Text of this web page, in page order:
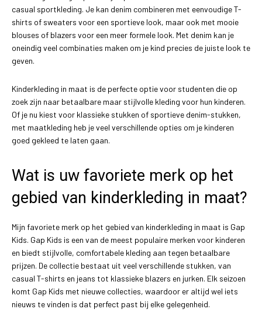
casual sportkleding. Je kan denim combineren met eenvoudige T-
shirts of sweaters voor een sportieve look, maar ook met mooie
blouses of blazers voor een meer formele look. Met denim kan je
oneindig veel combinaties maken om je kind precies de juiste look te
geven.
Kinderkleding in maat is de perfecte optie voor studenten die op
zoek zijn naar betaalbare maar stijlvolle kleding voor hun kinderen.
Of je nu kiest voor klassieke stukken of sportieve denim-stukken,
met maatkleding heb je veel verschillende opties om je kinderen
goed gekleed te laten gaan.
Wat is uw favoriete merk op het
gebied van kinderkleding in maat?
Mijn favoriete merk op het gebied van kinderkleding in maat is Gap
Kids. Gap Kids is een van de meest populaire merken voor kinderen
en biedt stijlvolle, comfortabele kleding aan tegen betaalbare
prijzen. De collectie bestaat uit veel verschillende stukken, van
casual T-shirts en jeans tot klassieke blazers en jurken. Elk seizoen
komt Gap Kids met nieuwe collecties, waardoor er altijd wel iets
nieuws te vinden is dat perfect past bij elke gelegenheid.